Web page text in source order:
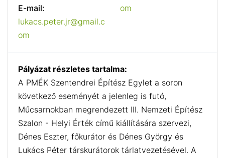
E-mail:
lukacs.peter.jr@gmail.c
om
om
Pályázat részletes tartalma:
A PMÉK Szentendrei Építész Egylet a soron
következő eseményét a jelenleg is futó,
Műcsarnokban megrendezett III. Nemzeti Építész
Szalon - Helyi Érték című kiállítására szervezi,
Dénes Eszter, főkurátor és Dénes György és
Lukács Péter társkurátorok tárlatvezetésével. A